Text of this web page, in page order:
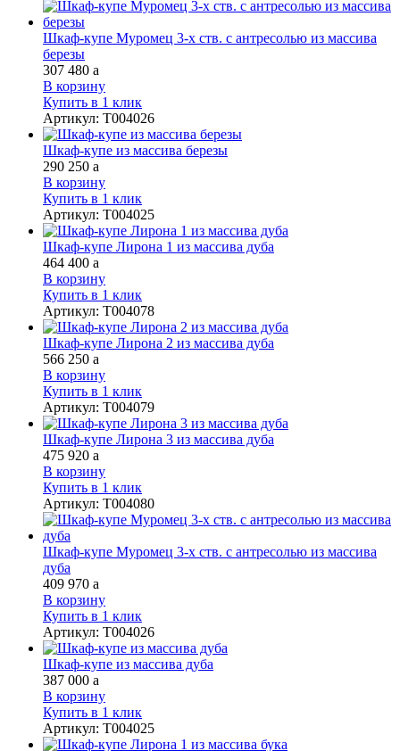
Шкаф-купе Муромец 3-х ств. с антресолью из массива
березы
307 480 a
В корзину
Купить в 1 клик
Артикул: Т004026
Шкаф-купе из массива березы
290 250 a
В корзину
Купить в 1 клик
Артикул: Т004025
Шкаф-купе Лирона 1 из массива дуба
464 400 a
В корзину
Купить в 1 клик
Артикул: Т004078
Шкаф-купе Лирона 2 из массива дуба
566 250 a
В корзину
Купить в 1 клик
Артикул: Т004079
Шкаф-купе Лирона 3 из массива дуба
475 920 a
В корзину
Купить в 1 клик
Артикул: Т004080
Шкаф-купе Муромец 3-х ств. с антресолью из массива
дуба
409 970 a
В корзину
Купить в 1 клик
Артикул: Т004026
Шкаф-купе из массива дуба
387 000 a
В корзину
Купить в 1 клик
Артикул: Т004025